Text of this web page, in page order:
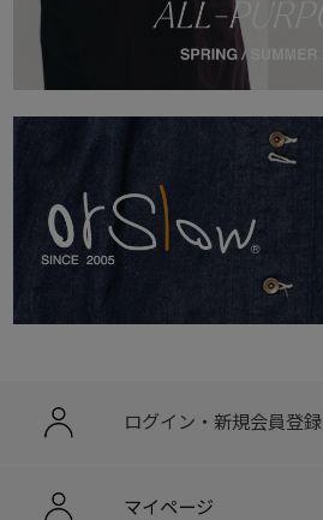
ログイン・新規会員登録
マイページ